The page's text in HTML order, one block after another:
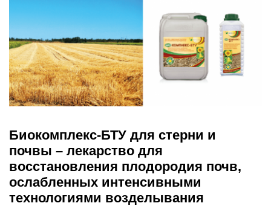
Биокомплекс-БТУ для стерни и
почвы – лекарство для
восстановления плодородия почв,
ослабленных интенсивными
технологиями возделывания